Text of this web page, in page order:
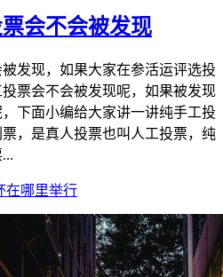
会不会被发现
发现，如果大家在参活运评选投
票会不会被发现呢，如果被发现
下面小编给大家讲一讲纯手工投
，是真人投票也叫人工投票，纯
在哪里举行